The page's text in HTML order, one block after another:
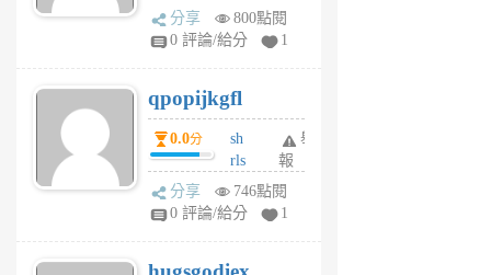
w
rs
6
個
月
前
分享
800點閱
0 評論/給分
1
qpopijkgfl
0.0分
sh
rls
k
m
6
舉
報
分享
746點閱
0 評論/給分
1